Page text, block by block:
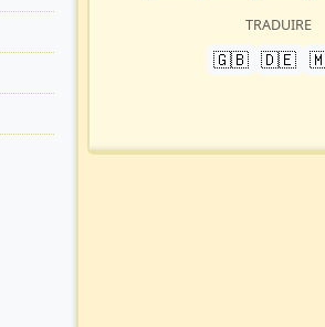
TRADUIRE
🇬🇧 🇩🇪